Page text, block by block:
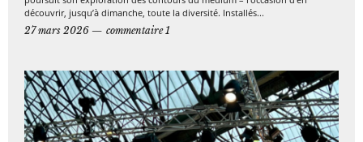
découvrir, jusqu’à dimanche, toute la diversité. Installés...
27 mars 2026
commentaire 1